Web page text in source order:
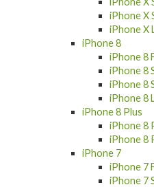
iPhone X
iPhone 8
iPhone 8
iPhone 8
iPhone 8
iPhone 8
iPhone 8 Plus
iPhone 8
iPhone 8
iPhone 7
iPhone 7
iPhone 7
iPhone 7